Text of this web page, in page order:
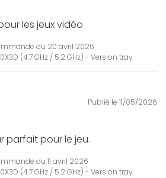
les jeux vidéo
du 20 avril 2026
(4.7 GHz / 5.2 GHz) - Version tray
Publié le 11/05/2026
parfait pour le jeu.
du 11 avril 2026
(4.7 GHz / 5.2 GHz) - Version tray